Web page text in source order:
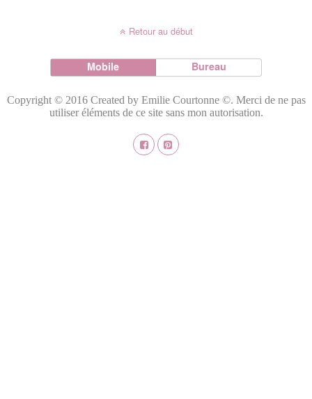
Retour au début
Mobile Bureau
Copyright © 2016 Created by Emilie Courtonne ©. Merci de ne pas
utiliser éléments de ce site sans mon autorisation.